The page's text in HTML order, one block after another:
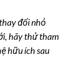
đổi nhỏ
hãy thử tham
hữu ích sau